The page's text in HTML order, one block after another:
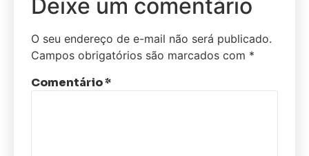
Deixe um comentário
O seu endereço de e-mail não será publicado.
Campos obrigatórios são marcados com *
Comentário*